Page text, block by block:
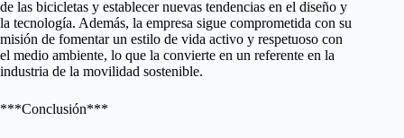
de las bicicletas y establecer nuevas tendencias en el diseño y
la tecnología. Además, la empresa sigue comprometida con su
misión de fomentar un estilo de vida activo y respetuoso con
el medio ambiente, lo que la convierte en un referente en la
industria de la movilidad sostenible.
***Conclusión***